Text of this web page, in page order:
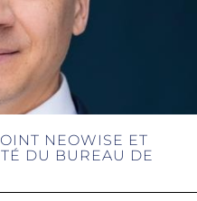
NEOWISE ET
DU BUREAU DE